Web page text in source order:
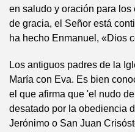
en saludo y oración para
de gracia, el Señor está
ha hecho Enmanuel, «Dios
Los antiguos padres de la
María con Eva. Es bien
el que afirma que 'el nudo
desatado por la obediencia
Jerónimo o San Juan